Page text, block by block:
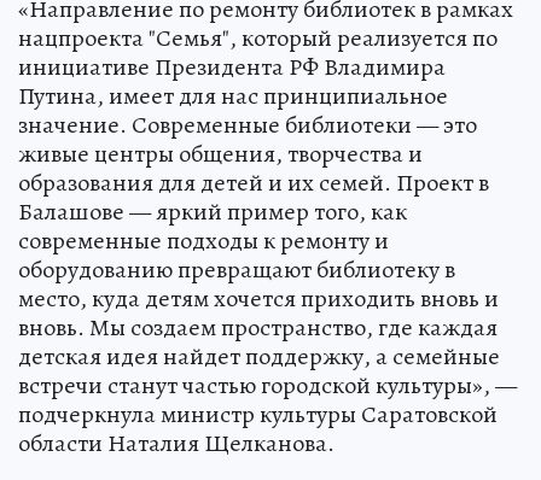
«Направление по ремонту библиотек в рамках
нацпроекта "Семья", который реализуется по
инициативе Президента РФ Владимира
Путина, имеет для нас принципиальное
значение. Современные библиотеки — это
живые центры общения, творчества и
образования для детей и их семей. Проект в
Балашове — яркий пример того, как
современные подходы к ремонту и
оборудованию превращают библиотеку в
место, куда детям хочется приходить вновь и
вновь. Мы создаем пространство, где каждая
детская идея найдет поддержку, а семейные
встречи станут частью городской культуры», —
подчеркнула министр культуры Саратовской
области Наталия Щелканова.